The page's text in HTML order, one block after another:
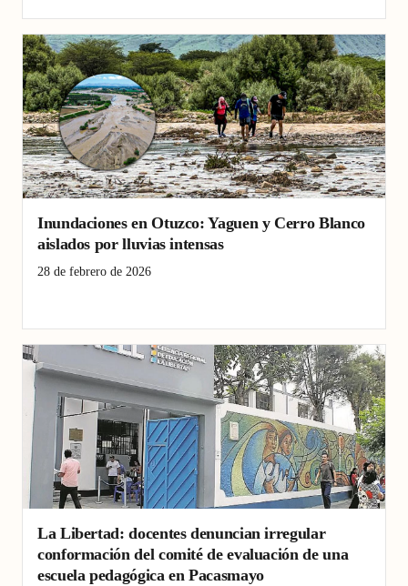
Inundaciones en Otuzco: Yaguen y Cerro Blanco
aislados por lluvias intensas
28 de febrero de 2026
La Libertad: docentes denuncian irregular
conformación del comité de evaluación de una
escuela pedagógica en Pacasmayo